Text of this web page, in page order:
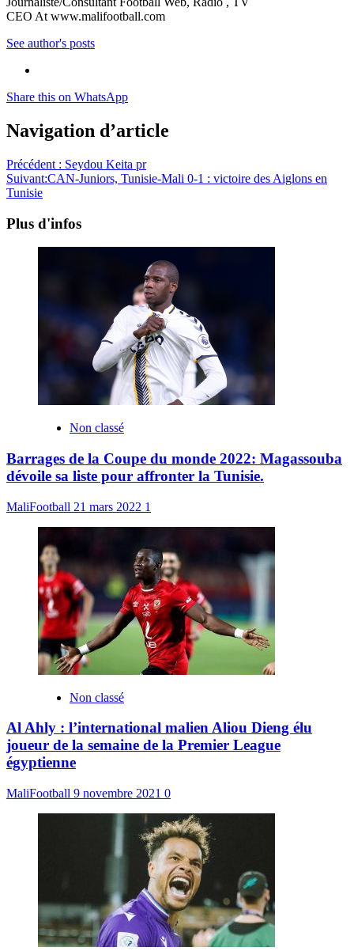
CEO At www.malifootball.com
See author's posts
Share this on WhatsApp
Navigation d’article
Précédent : Seydou Keita pr
Suivant:CAN-Juniors, Tunisie-Mali 0-1 : victoire des Aiglons en
Tunisie
Plus d'infos
Non classé
Barrages de la Coupe du monde 2022: Magassouba
dévoile sa liste pour affronter la Tunisie.
MaliFootball 21 mars 2022 1
Non classé
Al Ahly : l’international malien Aliou Dieng élu
joueur de la semaine de la Premier League
égyptienne
MaliFootball 9 novembre 2021 0